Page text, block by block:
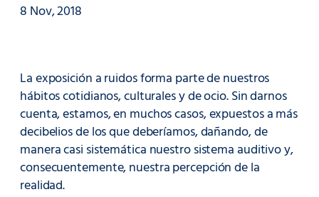
8 Nov, 2018
La exposición a ruidos forma parte de nuestros
hábitos cotidianos, culturales y de ocio. Sin darnos
cuenta, estamos, en muchos casos, expuestos a más
decibelios de los que deberíamos, dañando, de
manera casi sistemática nuestro sistema auditivo y,
consecuentemente, nuestra percepción de la
realidad.